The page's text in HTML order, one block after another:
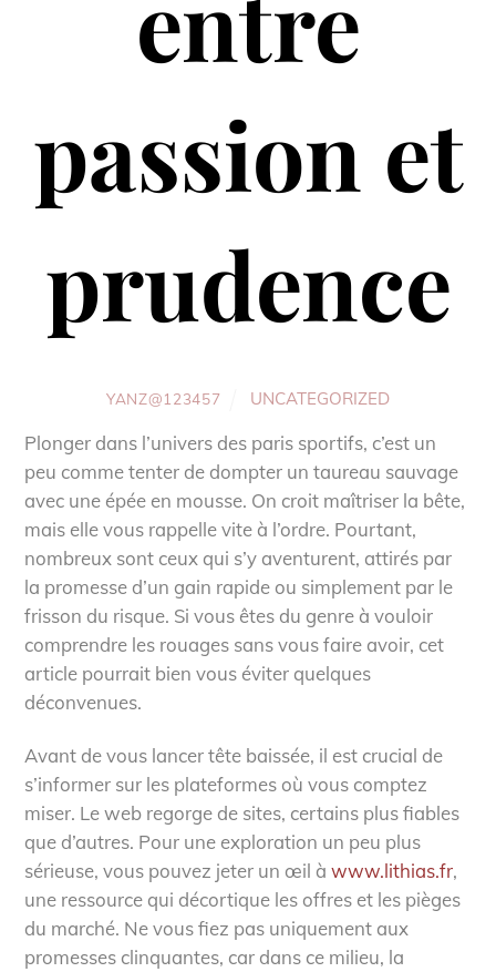
passion et
prudence
YANZ@123457 UNCATEGORIZED
Plonger dans l’univers des paris sportifs, c’est un
peu comme tenter de dompter un taureau sauvage
avec une épée en mousse. On croit maîtriser la bête,
mais elle vous rappelle vite à l’ordre. Pourtant,
nombreux sont ceux qui s’y aventurent, attirés par
la promesse d’un gain rapide ou simplement par le
frisson du risque. Si vous êtes du genre à vouloir
comprendre les rouages sans vous faire avoir, cet
article pourrait bien vous éviter quelques
déconvenues.
Avant de vous lancer tête baissée, il est crucial de
s’informer sur les plateformes où vous comptez
miser. Le web regorge de sites, certains plus fiables
que d’autres. Pour une exploration un peu plus
sérieuse, vous pouvez jeter un œil àwww.lithias.fr,
une ressource qui décortique les offres et les pièges
du marché. Ne vous fiez pas uniquement aux
promesses clinquantes, car dans ce milieu, la